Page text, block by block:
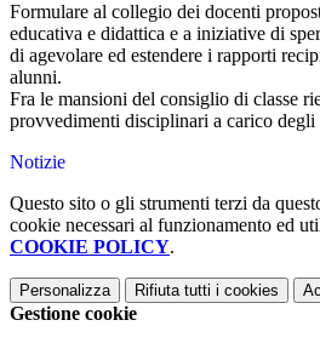
Formulare al collegio dei docenti
educativa e didattica e a iniziative di
di agevolare ed estendere i rapporti
alunni.
Fra le mansioni del consiglio di classe
provvedimenti disciplinari a carico degli
Notizie
Questo sito o gli strumenti terzi da
cookie necessari al funzionamento ed
COOKIE POLICY.
Personalizza Rifiuta tutti i cookies
Gestione cookie